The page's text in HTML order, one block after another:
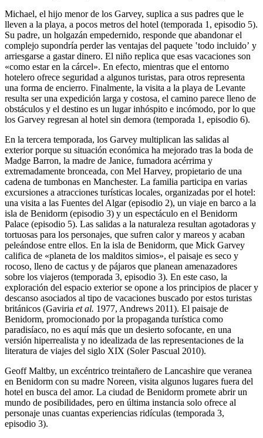
Michael, el hijo menor de los Garvey, suplica a sus padres que le
lleven a la playa, a pocos metros del hotel (temporada 1, episodio 5).
Su padre, un holgazán empedernido, responde que abandonar el
complejo supondría perder las ventajas del paquete ʽtodo incluidoʼ y
arriesgarse a gastar dinero. El niño replica que esas vacaciones son
«como estar en la cárcel». En efecto, mientras que el entorno
hotelero ofrece seguridad a algunos turistas, para otros representa
una forma de encierro. Finalmente, la visita a la playa de Levante
resulta ser una expedición larga y costosa, el camino parece lleno de
obstáculos y el destino es un lugar inhóspito e incómodo, por lo que
los Garvey regresan al hotel sin demora (temporada 1, episodio 6).
En la tercera temporada, los Garvey multiplican las salidas al
exterior porque su situación económica ha mejorado tras la boda de
Madge Barron, la madre de Janice, fumadora acérrima y
extremadamente bronceada, con Mel Harvey, propietario de una
cadena de tumbonas en Manchester. La familia participa en varias
excursiones a atracciones turísticas locales, organizadas por el hotel:
una visita a las Fuentes del Algar (episodio 2), un viaje en barco a la
isla de Benidorm (episodio 3) y un espectáculo en el Benidorm
Palace (episodio 5). Las salidas a la naturaleza resultan agotadoras y
tortuosas para los personajes, que sufren calor y mareos y acaban
peleándose entre ellos. En la isla de Benidorm, que Mick Garvey
califica de «planeta de los malditos simios», el paisaje es seco y
rocoso, lleno de cactus y de pájaros que planean amenazadores
sobre los viajeros (temporada 3, episodio 3). En este caso, la
exploración del espacio exterior se opone a los principios de placer y
descanso asociados al tipo de vacaciones buscado por estos turistas
británicos (Gaviria et al. 1977, Andrews 2011). El paisaje de
Benidorm, promocionado por la propaganda turística como
paradisíaco, no es aquí más que un desierto sofocante, en una
versión hiperrealista y no idealizada de las representaciones de la
literatura de viajes del siglo XIX (Soler Pascual 2010).
Geoff Maltby, un excéntrico treintañero de Lancashire que veranea
en Benidorm con su madre Noreen, visita algunos lugares fuera del
hotel en busca del amor. La ciudad de Benidorm promete abrir un
mundo de posibilidades, pero en última instancia solo ofrece al
personaje unas cuantas experiencias ridículas (temporada 3,
episodio 3).